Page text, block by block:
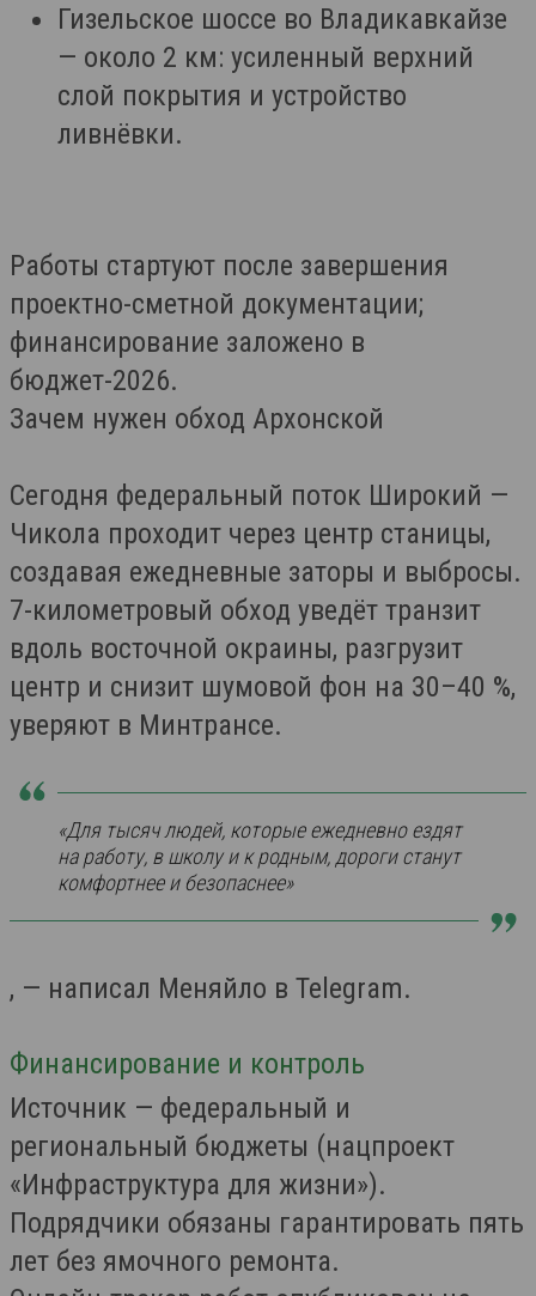
Гизельское шоссе во Владикавкайзе
— около 2 км: усиленный верхний
слой покрытия и устройство
ливнёвки.
Работы стартуют после завершения
проектно-сметной документации;
финансирование заложено в
бюджет-2026.
Зачем нужен обход Архонской
Сегодня федеральный поток Широкий —
Чикола проходит через центр станицы,
создавая ежедневные заторы и выбросы.
7-километровый обход уведёт транзит
вдоль восточной окраины, разгрузит
центр и снизит шумовой фон на 30–40 %,
уверяют в Минтрансе.
«Для тысяч людей, которые ежедневно ездят
на работу, в школу и к родным, дороги станут
комфортнее и безопаснее»
, — написал Меняйло в Telegram.
Финансирование и контроль
Источник — федеральный и
региональный бюджеты (нацпроект
«Инфраструктура для жизни»).
Подрядчики обязаны гарантировать пять
лет без ямочного ремонта.